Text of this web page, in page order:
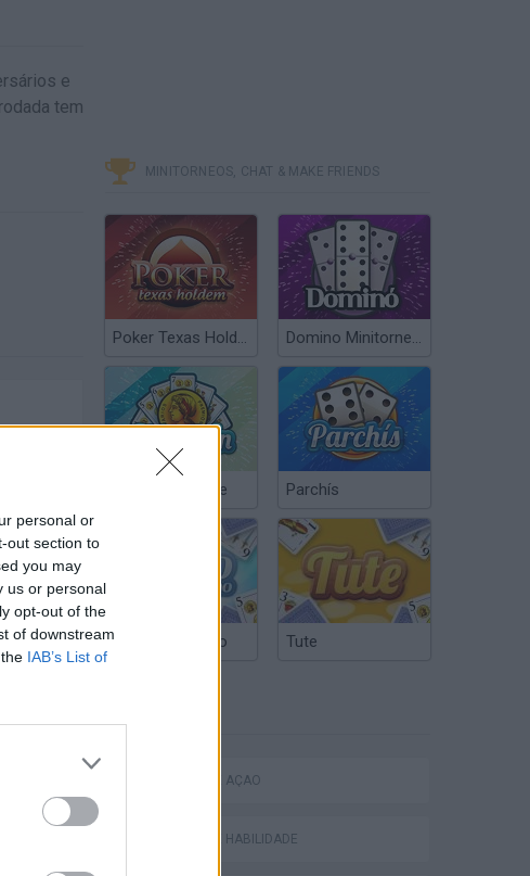
personal or
out section to
you may
us or personal
opt-out of the
of downstream
IAB’s List of
e
tem
MINITORNEOS, CHAT & MAKE FRIENDS
Poker Texas Hold’em Domino Minitorneos
Chinchón Online Parchís
Truco Argentino Tute
JOGOS DE AÇÃO
JOGOS DE HABILIDADE